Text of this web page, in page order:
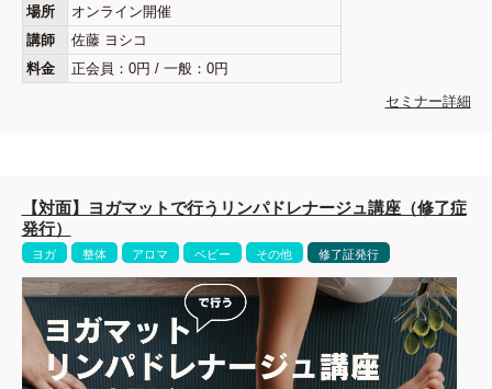
場所
オンライン開催
講師
佐藤 ヨシコ
料金
正会員：0円 / 一般：0円
セミナー詳細
【対面】ヨガマットで行うリンパドレナージュ講座（修了症
発行）
ヨガ 整体 アロマ ベビー その他 修了証発行